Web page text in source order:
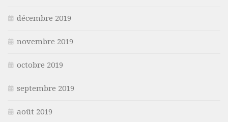
décembre 2019
novembre 2019
octobre 2019
septembre 2019
août 2019